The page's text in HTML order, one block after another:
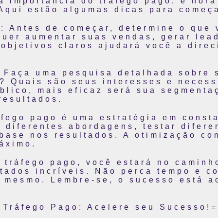
estão algumas dicas para
Antes de começar, determine o que
aumentar suas vendas, gerar
claros ajudará você a
uma pesquisa detalhada sobre
Quais são seus interesses e
mais eficaz será sua
pago é uma estratégia em
diferentes abordagens, testar
nos resultados. A otimização
tráfego pago, você estará no
incríveis. Não perca tempo e
Lembre-se, o sucesso está
Pago: Acelere seu